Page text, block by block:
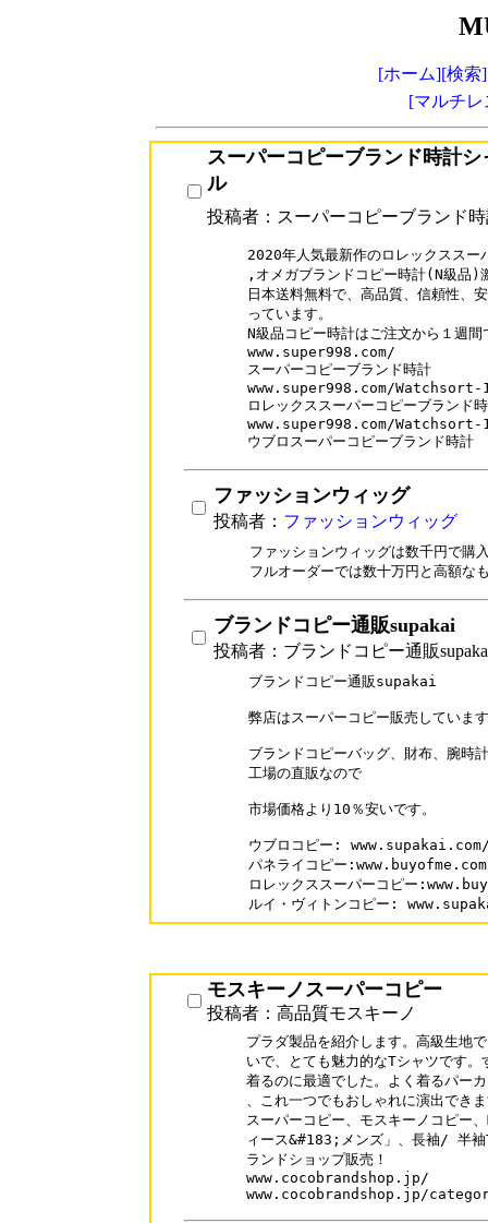
[ホーム][検索]
[マルチ
スーパーコピーブランド時計シ
ル
投稿者：スーパーコピーブランド
2020年人気最新作のロレックスス
,オメガブランドコピー時計(N級品)
日本送料無料で、高品質、信頼性、
っています。
N級品コピー時計はご注文から１週
www.super998.com/
スーパーコピーブランド時計
www.super998.com/
ロレックススーパーコピーブランド
www.super998.com/
ウブロスーパーコピーブランド時計
ファッションウィッグ
投稿者： ファッションウィッグ
ファッションウィッグは数千円で購
フルオーダーでは数十万円と高額な
ブランドコピー通販supakai
投稿者：ブランドコピー通販
ブランドコピー通販supakai
弊店はスーパーコピー販売していま
ブランドコピーバッグ、財布、腕時
工場の直販なので
市場価格より10％安いです。
ウブロコピー:
パネライコピー
ロレックススーパーコピー
ルイ・ヴィトンコピー:
モスキーノスーパーコピー
投稿者：高品質モスキーノ
プラダ製品を紹介します。高級生
いで、とても魅力的なTシャツです
着るのに最適でした。よく着るパー
、これ一つでもおしゃれに演出でき
スーパーコピー、モスキーノコピー
ィース&#183;メンズ」、長袖/ 半
ランドショップ販売！
www.cocobrandshop.jp/
www.cocobrandshop.jp/